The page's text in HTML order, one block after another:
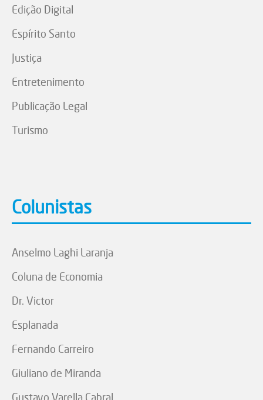
Edição Digital
Espírito Santo
Justiça
Entretenimento
Publicação Legal
Turismo
Colunistas
Anselmo Laghi Laranja
Coluna de Economia
Dr. Victor
Esplanada
Fernando Carreiro
Giuliano de Miranda
Gustavo Varella Cabral